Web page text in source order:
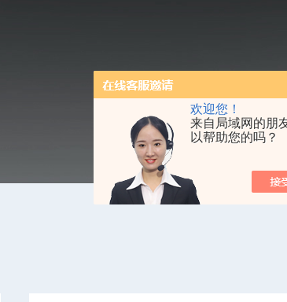
欢迎您！
来自局域网的朋
以帮助您的吗？